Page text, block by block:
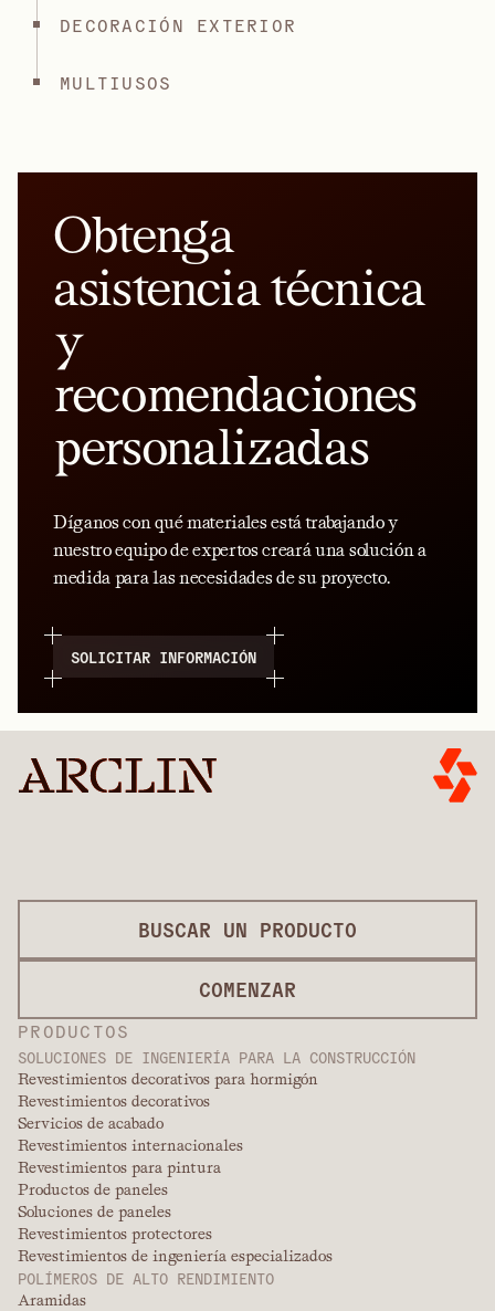
DECORACIÓN EXTERIOR
MULTIUSOS
Obtenga
asistencia técnica
y
recomendaciones
personalizadas
Díganos con qué materiales está trabajando y
nuestro equipo de expertos creará una solución a
medida para las necesidades de su proyecto.
SOLICITAR INFORMACIÓN
PRODUCTOS
SOLUCIONES DE INGENIERÍA PARA LA CONSTRUCCIÓN
Revestimientos decorativos para hormigón
Revestimientos decorativos
Servicios de acabado
Revestimientos internacionales
Revestimientos para pintura
Productos de paneles
Soluciones de paneles
Revestimientos protectores
Revestimientos de ingeniería especializados
POLÍMEROS DE ALTO RENDIMIENTO
Aramidas
BUSCAR UN PRODUCTO
COMENZAR